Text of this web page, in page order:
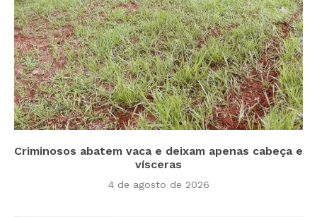
Criminosos abatem vaca e deixam apenas cabeça e
vísceras
4 de agosto de 2026